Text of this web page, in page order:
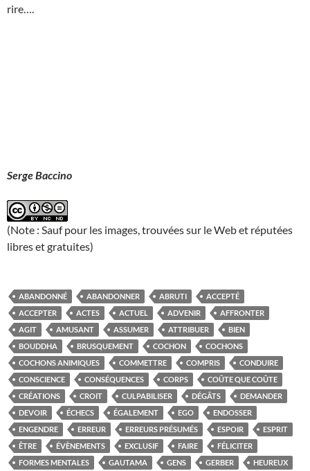
rire….
Serge Baccino
(Note : Sauf pour les images, trouvées sur le Web et réputées
libres et gratuites)
ABANDONNÉ ABANDONNER ABRUTI
ACCEPTÉ
ACCEPTER
ACTES ACTUEL ADVENIR
AFFRONTER
AGIT
AMUSANT ASSUMER ATTRIBUER
BIEN
BOUDDHA
BRUSQUEMENT COCHON
COCHONS
COCHONS ANIMIQUES
COMMETTRE COMPRIS
CONDUIRE
CONSCIENCE
CONSÉQUENCES CORPS
COÛTE QUE COÛTE
CRÉATIONS
CROIT CULPABILISER DÉGÂTS
DEMANDER
DEVOIR
ÉCHECS ÉGALEMENT EGO
ENDOSSER
ENGENDRE
ERREUR ERREURS PRÉSUMÉS ESPOIR
ESPRIT
ÊTRE
ÉVÈNEMENTS EXCLUSIF FAIRE
FÉLICITER
FORMES MENTALES
GAUTAMA GENS GERBER
HEUREUX